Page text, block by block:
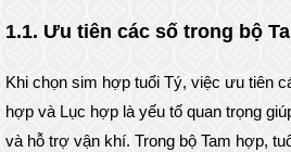
1.1. Ưu tiên các số trong bộ
Khi chọn sim hợp tuổi Tý, việc ưu tiên
hợp và Lục hợp là yếu tố quan trọng
và hỗ trợ vận khí. Trong bộ Tam hợp,